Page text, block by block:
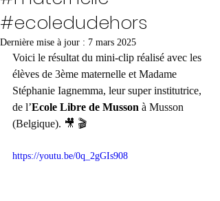
#ecoledudehors
Dernière mise à jour : 7 mars 2025
Voici le résultat du mini-clip réalisé avec les
élèves de 3ème maternelle et Madame
Stéphanie Iagnemma, leur super institutrice,
de l’Ecole Libre de Musson à Musson
(Belgique). 🎥 🎬
https://youtu.be/0q_2gGIs908